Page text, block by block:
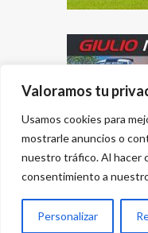
Valoramos tu
Usamos cookies para
mostrarle anuncios o
nuestro tráfico. Al hacer
consentimiento a
Personalizar